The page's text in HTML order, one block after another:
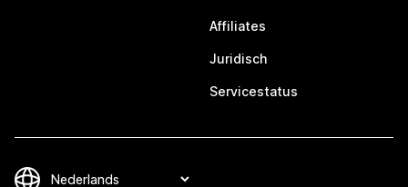
Affiliates
Juridisch
Servicestatus